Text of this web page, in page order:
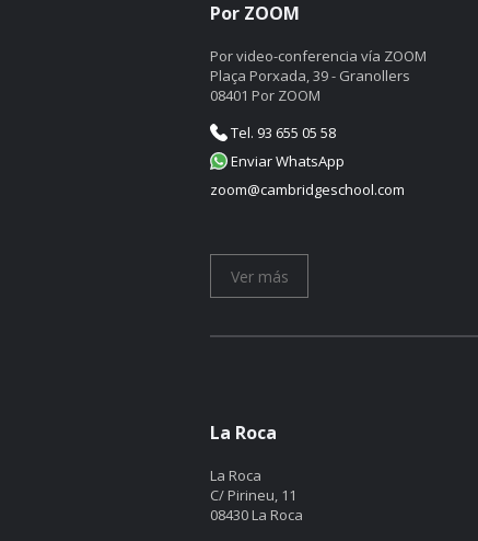
Por ZOOM
Por video-conferencia vía ZOOM
Plaça Porxada, 39 - Granollers
08401 Por ZOOM
Tel. 93 655 05 58
Enviar WhatsApp
zoom@cambridgeschool.com
Ver más
La Roca
La Roca
C/ Pirineu, 11
08430 La Roca